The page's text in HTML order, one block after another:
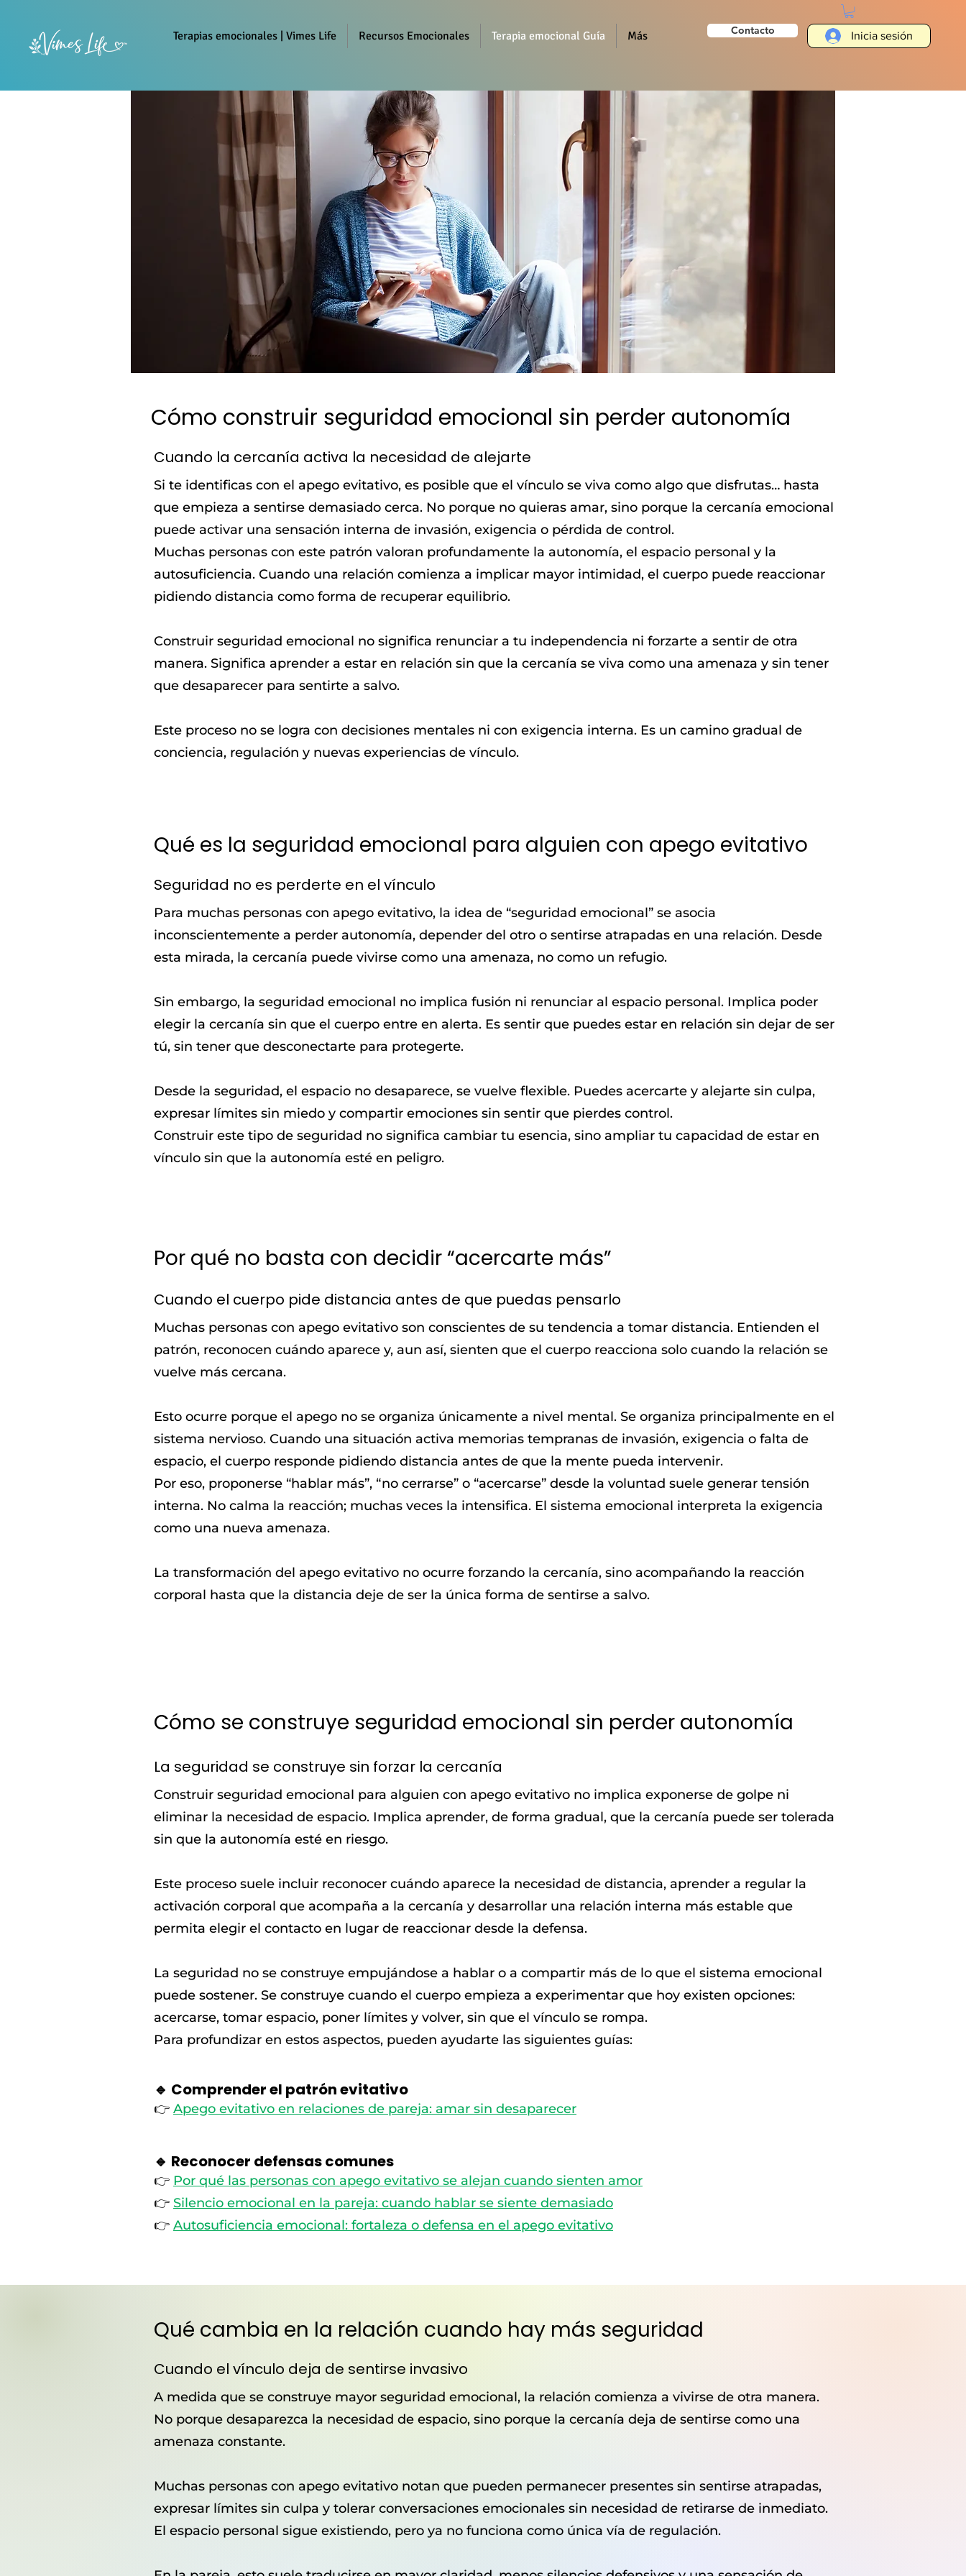
Terapias emocionales | Vimes Life Recursos Emocionales Terapia emocional Guía Más Contacto Inicia sesión
Cómo construir seguridad emocional sin perder autonomía
Cuando la cercanía activa la necesidad de alejarte
Si te identificas con el apego evitativo, es posible que el vínculo se viva como algo que disfrutas… hasta
que empieza a sentirse demasiado cerca. No porque no quieras amar, sino porque la cercanía emocional
puede activar una sensación interna de invasión, exigencia o pérdida de control.
Muchas personas con este patrón valoran profundamente la autonomía, el espacio personal y la
autosuficiencia. Cuando una relación comienza a implicar mayor intimidad, el cuerpo puede reaccionar
pidiendo distancia como forma de recuperar equilibrio.
Construir seguridad emocional no significa renunciar a tu independencia ni forzarte a sentir de otra
manera. Significa aprender a estar en relación sin que la cercanía se viva como una amenaza y sin tener
que desaparecer para sentirte a salvo.
Este proceso no se logra con decisiones mentales ni con exigencia interna. Es un camino gradual de
conciencia, regulación y nuevas experiencias de vínculo.
Qué es la seguridad emocional para alguien con apego evitativo
Seguridad no es perderte en el vínculo
Para muchas personas con apego evitativo, la idea de “seguridad emocional” se asocia
inconscientemente a perder autonomía, depender del otro o sentirse atrapadas en una relación. Desde
esta mirada, la cercanía puede vivirse como una amenaza, no como un refugio.
Sin embargo, la seguridad emocional no implica fusión ni renunciar al espacio personal. Implica poder
elegir la cercanía sin que el cuerpo entre en alerta. Es sentir que puedes estar en relación sin dejar de ser
tú, sin tener que desconectarte para protegerte.
Desde la seguridad, el espacio no desaparece, se vuelve flexible. Puedes acercarte y alejarte sin culpa,
expresar límites sin miedo y compartir emociones sin sentir que pierdes control.
Construir este tipo de seguridad no significa cambiar tu esencia, sino ampliar tu capacidad de estar en
vínculo sin que la autonomía esté en peligro.
Por qué no basta con decidir “acercarte más”
Cuando el cuerpo pide distancia antes de que puedas pensarlo
Muchas personas con apego evitativo son conscientes de su tendencia a tomar distancia. Entienden el
patrón, reconocen cuándo aparece y, aun así, sienten que el cuerpo reacciona solo cuando la relación se
vuelve más cercana.
Esto ocurre porque el apego no se organiza únicamente a nivel mental. Se organiza principalmente en el
sistema nervioso. Cuando una situación activa memorias tempranas de invasión, exigencia o falta de
espacio, el cuerpo responde pidiendo distancia antes de que la mente pueda intervenir.
Por eso, proponerse “hablar más”, “no cerrarse” o “acercarse” desde la voluntad suele generar tensión
interna. No calma la reacción; muchas veces la intensifica. El sistema emocional interpreta la exigencia
como una nueva amenaza.
La transformación del apego evitativo no ocurre forzando la cercanía, sino acompañando la reacción
corporal hasta que la distancia deje de ser la única forma de sentirse a salvo.
Cómo se construye seguridad emocional sin perder autonomía
La seguridad se construye sin forzar la cercanía
Construir seguridad emocional para alguien con apego evitativo no implica exponerse de golpe ni
eliminar la necesidad de espacio. Implica aprender, de forma gradual, que la cercanía puede ser tolerada
sin que la autonomía esté en riesgo.
Este proceso suele incluir reconocer cuándo aparece la necesidad de distancia, aprender a regular la
activación corporal que acompaña a la cercanía y desarrollar una relación interna más estable que
permita elegir el contacto en lugar de reaccionar desde la defensa.
La seguridad no se construye empujándose a hablar o a compartir más de lo que el sistema emocional
puede sostener. Se construye cuando el cuerpo empieza a experimentar que hoy existen opciones:
acercarse, tomar espacio, poner límites y volver, sin que el vínculo se rompa.
Para profundizar en estos aspectos, pueden ayudarte las siguientes guías:
🔹 Comprender el patrón evitativo
👉 Apego evitativo en relaciones de pareja: amar sin desaparecer
🔹 Reconocer defensas comunes
👉 Por qué las personas con apego evitativo se alejan cuando sienten amor
👉 Silencio emocional en la pareja: cuando hablar se siente demasiado
👉 Autosuficiencia emocional: fortaleza o defensa en el apego evitativo
Qué cambia en la relación cuando hay más seguridad
Cuando el vínculo deja de sentirse invasivo
A medida que se construye mayor seguridad emocional, la relación comienza a vivirse de otra manera.
No porque desaparezca la necesidad de espacio, sino porque la cercanía deja de sentirse como una
amenaza constante.
Muchas personas con apego evitativo notan que pueden permanecer presentes sin sentirse atrapadas,
expresar límites sin culpa y tolerar conversaciones emocionales sin necesidad de retirarse de inmediato.
El espacio personal sigue existiendo, pero ya no funciona como única vía de regulación.